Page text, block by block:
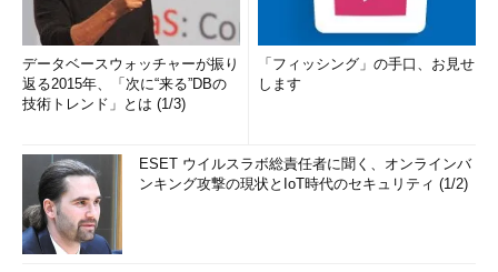
データベースウォッチャーが振り
返る2015年、「次に“来る”DBの
技術トレンド」とは (1/3)
「フィッシング」の手口、お見せ
します
ESET ウイルスラボ総責任者に聞く、オンラインバ
ンキング攻撃の現状とIoT時代のセキュリティ (1/2)